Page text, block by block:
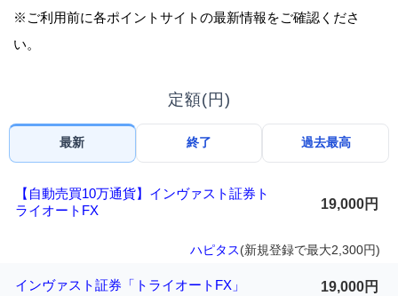
※ご利用前に各ポイントサイトの最新情報をご確認くださ
い。
定額(円)
最新 終了 過去最高
【自動売買10万通貨】インヴァスト証券ト
ライオートFX
19,000円
ハピタス(新規登録で最大2,300円)
インヴァスト証券「トライオートFX」 19,000円